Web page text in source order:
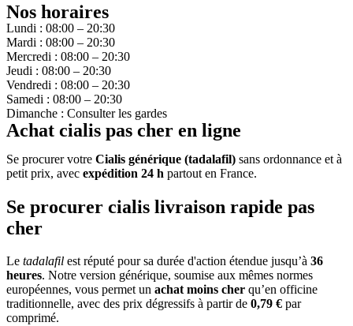
Nos horaires
Lundi : 08:00 – 20:30
Mardi : 08:00 – 20:30
Mercredi : 08:00 – 20:30
Jeudi : 08:00 – 20:30
Vendredi : 08:00 – 20:30
Samedi : 08:00 – 20:30
Dimanche : Consulter les gardes
Achat cialis pas cher en ligne
Se procurer votre Cialis générique (tadalafil) sans ordonnance et à
petit prix, avec expédition 24 h partout en France.
Se procurer cialis livraison rapide pas
cher
Le tadalafil est réputé pour sa durée d'action étendue jusqu’à 36
heures. Notre version générique, soumise aux mêmes normes
européennes, vous permet un achat moins cher qu’en officine
traditionnelle, avec des prix dégressifs à partir de 0,79 € par
comprimé.